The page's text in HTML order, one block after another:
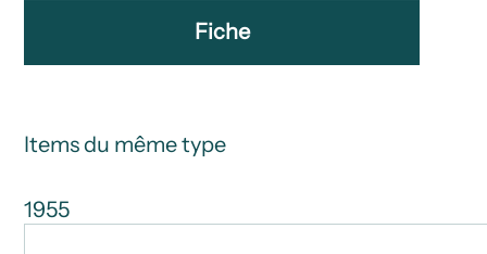
Fiche
Items du même type
1955